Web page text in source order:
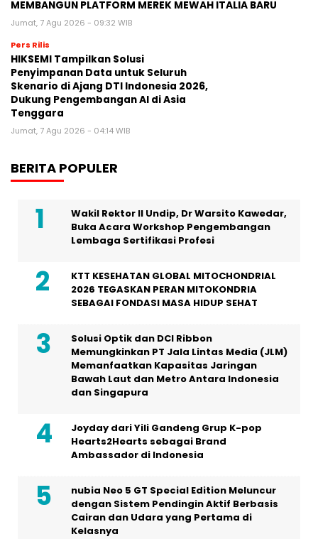
MEMBANGUN PLATFORM MEREK MEWAH ITALIA BARU
Jumat, 7 Agu 2026 - 09:32 WIB
Pers Rilis
HIKSEMI Tampilkan Solusi
Penyimpanan Data untuk Seluruh
Skenario di Ajang DTI Indonesia 2026,
Dukung Pengembangan AI di Asia
Tenggara
Jumat, 7 Agu 2026 - 04:14 WIB
BERITA POPULER
Wakil Rektor II Undip, Dr Warsito Kawedar,
Buka Acara Workshop Pengembangan
Lembaga Sertifikasi Profesi
KTT KESEHATAN GLOBAL MITOCHONDRIAL
2026 TEGASKAN PERAN MITOKONDRIA
SEBAGAI FONDASI MASA HIDUP SEHAT
Solusi Optik dan DCI Ribbon
Memungkinkan PT Jala Lintas Media (JLM)
Memanfaatkan Kapasitas Jaringan
Bawah Laut dan Metro Antara Indonesia
dan Singapura
Joyday dari Yili Gandeng Grup K-pop
Hearts2Hearts sebagai Brand
Ambassador di Indonesia
nubia Neo 5 GT Special Edition Meluncur
dengan Sistem Pendingin Aktif Berbasis
Cairan dan Udara yang Pertama di
Kelasnya